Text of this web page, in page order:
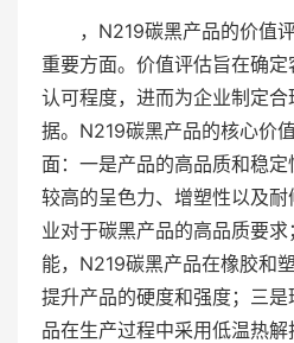
，N219碳黑产品的价值
重要方面。价值评估旨在确
认可程度，进而为企业制定
据。N219碳黑产品的核心价
面：一是产品的高品质和稳
较高的呈色力、增塑性以及
业对于碳黑产品的高品质要
能，N219碳黑产品在橡胶和
提升产品的硬度和强度；三
品在生产过程中采用低温热